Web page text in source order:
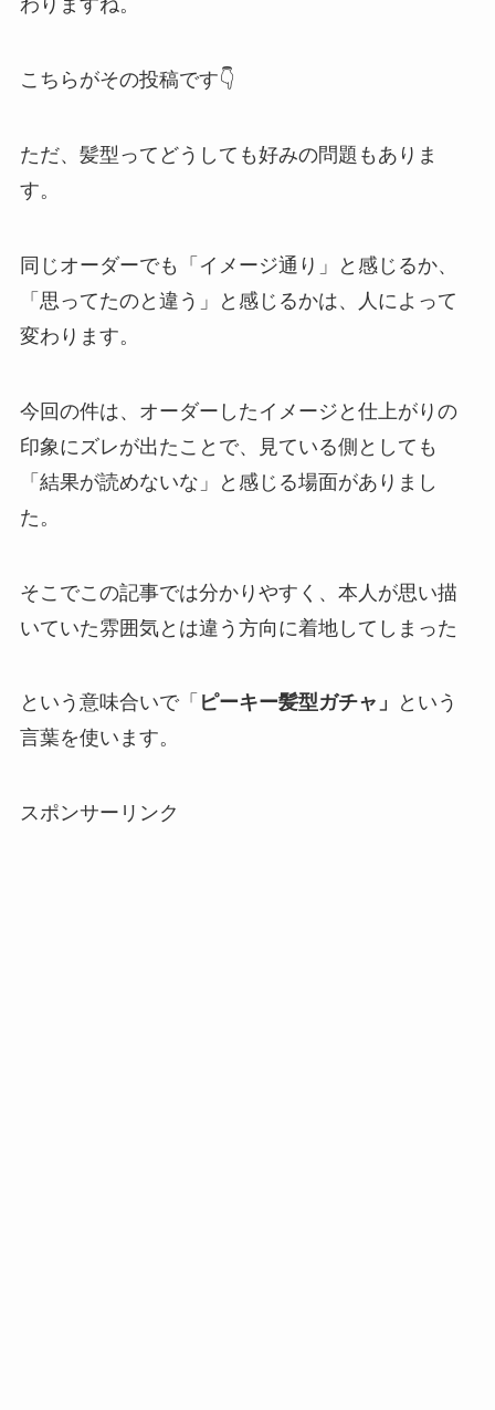
わりますね。
こちらがその投稿です👇
ただ、髪型ってどうしても好みの問題もありま
す。
同じオーダーでも「イメージ通り」と感じるか、
「思ってたのと違う」と感じるかは、人によって
変わります。
今回の件は、オーダーしたイメージと仕上がりの
印象にズレが出たことで、見ている側としても
「結果が読めないな」と感じる場面がありまし
た。
そこでこの記事では分かりやすく、本人が思い描
いていた雰囲気とは違う方向に着地してしまった
という意味合いで「 ピーキー髪型ガチャ」
という
言葉を使います。
スポンサーリンク